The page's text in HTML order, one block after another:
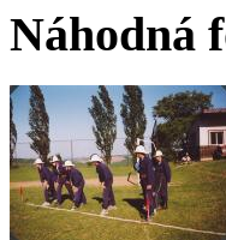
Náhodná